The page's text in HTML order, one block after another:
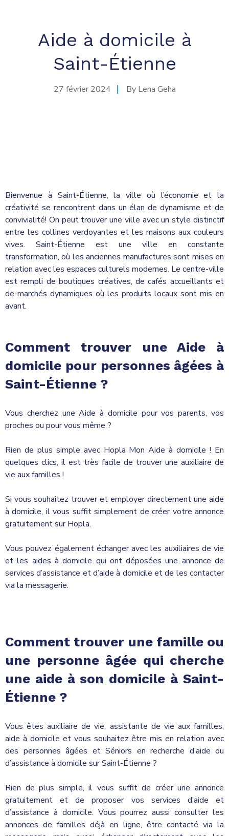
Aide à domicile à
Saint-Étienne
27 février 2024 By Lena Geha
Bienvenue à Saint-Étienne, la ville où l’économie et la
créativité se rencontrent dans un élan de dynamisme et de
convivialité! On peut trouver une ville avec un style distinctif
entre les collines verdoyantes et les maisons aux couleurs
vives. Saint-Étienne est une ville en constante
transformation, où les anciennes manufactures sont mises en
relation avec les espaces culturels modernes. Le centre-ville
est rempli de boutiques créatives, de cafés accueillants et
de marchés dynamiques où les produits locaux sont mis en
avant.
Comment trouver une Aide à
domicile pour personnes âgées à
Saint-Étienne ?
Vous cherchez une Aide à domicile pour vos parents, vos
proches ou pour vous même ?
Rien de plus simple avec Hopla Mon Aide à domicile ! En
quelques clics, il est très facile de trouver une auxiliaire de
vie aux familles !
Si vous souhaitez trouver et employer directement une aide
à domicile, il vous suffit simplement de créer votre annonce
gratuitement sur Hopla.
Vous pouvez également échanger avec les auxiliaires de vie
et les aides à domicile qui ont déposées une annonce de
services d’assistance et d’aide à domicile et de les contacter
via la messagerie.
Comment trouver une famille ou
une personne âgée qui cherche
une aide à son domicile à Saint-
Étienne ?
Vous êtes auxiliaire de vie, assistante de vie aux familles,
aide à domicile et vous souhaitez être mis en relation avec
des personnes âgées et Séniors en recherche d’aide ou
d’assistance à domicile sur Saint-Étienne ?
Rien de plus simple, il vous suffit de créer une annonce
gratuitement et de proposer vos services d’aide et
d’assistance à domicile. Vous pourrez aussi consulter les
annonces de familles déjà en ligne, être contacté via la